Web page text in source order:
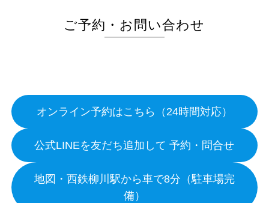
ご予約・お問い合わせ
オンライン予約はこちら（24時間対応）
公式LINEを友だち追加して 予約・問合せ
地図・西鉄柳川駅から車で8分（駐車場完
備）